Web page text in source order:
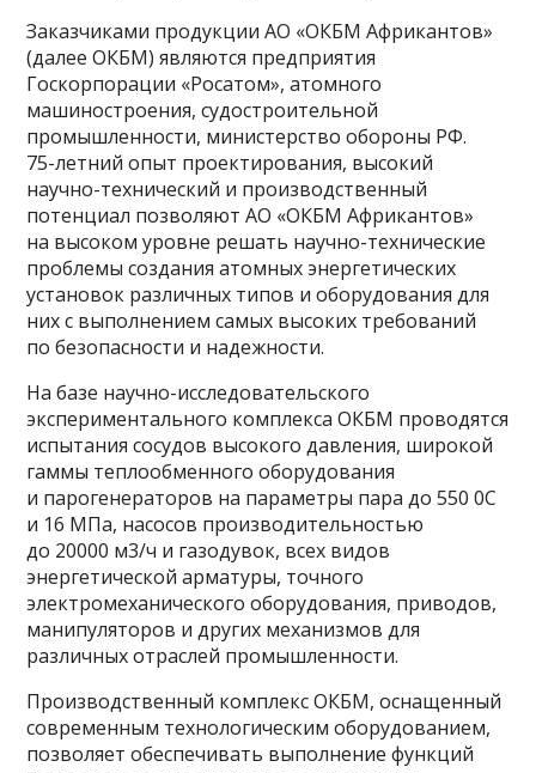
Заказчиками продукции АО «ОКБМ Африкантов»
(далее ОКБМ) являются предприятия
Госкорпорации «Росатом», атомного
машиностроения, судостроительной
промышленности, министерство обороны РФ.
75-летний опыт проектирования, высокий
научно-технический и производственный
потенциал позволяют АО «ОКБМ Африкантов»
на высоком уровне решать научно-технические
проблемы создания атомных энергетических
установок различных типов и оборудования для
них с выполнением самых высоких требований
по безопасности и надежности.
На базе научно-исследовательского
экспериментального комплекса ОКБМ проводятся
испытания сосудов высокого давления, широкой
гаммы теплообменного оборудования
и парогенераторов на параметры пара до 550 0С
и 16 МПа, насосов производительностью
до 20000 м3/ч и газодувок, всех видов
энергетической арматуры, точного
электромеханического оборудования, приводов,
манипуляторов и других механизмов для
различных отраслей промышленности.
Производственный комплекс ОКБМ, оснащенный
современным технологическим оборудованием,
позволяет обеспечивать выполнение функций